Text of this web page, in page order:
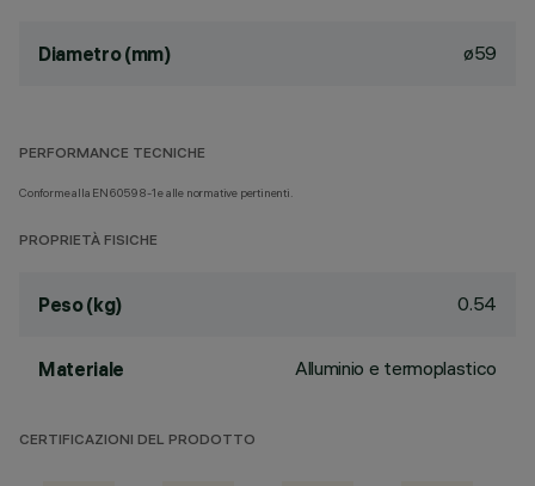
Diametro (mm) ø59
PERFORMANCE TECNICHE
Conforme alla EN60598-1 e alle normative pertinenti.
PROPRIETÀ FISICHE
Peso (kg) 0.54
Materiale Alluminio e termoplastico
CERTIFICAZIONI DEL PRODOTTO